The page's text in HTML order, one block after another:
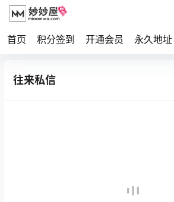
首页 积分签到 开通会员 永久地址
往来私信